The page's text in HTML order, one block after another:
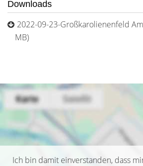
Downloads
2022-09-23-Großkarolienenfeld
MB)
Ich bin damit einverstanden, dass